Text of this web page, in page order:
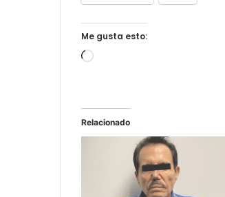
Me gusta esto:
Cargando...
Relacionado